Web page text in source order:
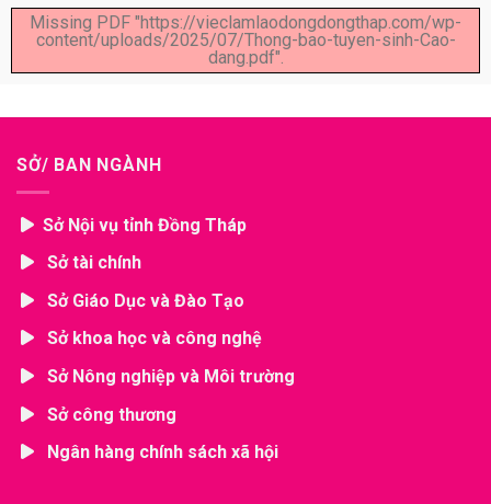
Missing PDF "https://vieclamlaodongdongthap.com/wp-
content/uploads/2025/07/Thong-bao-tuyen-sinh-Cao-
dang.pdf".
SỞ/ BAN NGÀNH
Sở Nội vụ tỉnh Đồng Tháp
Sở tài chính
Sở Giáo Dục và Đào Tạo
Sở khoa học và công nghệ
Sở Nông nghiệp và Môi trường
Sở công thương
Ngân hàng chính sách xã hội